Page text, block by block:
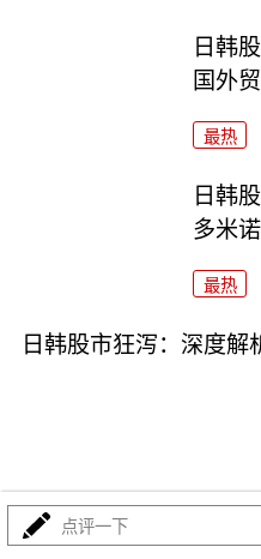
日韩
国外
最热
日韩
多米
最热
日韩股市狂泻：深度解
最热
点评一下